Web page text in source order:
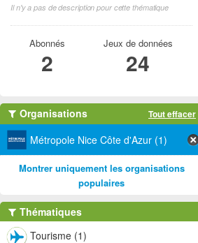
Il n'y a pas de description pour cette thématique
Abonnés
2
Jeux de données
24
Organisations Tout effacer
Métropole Nice Côte d'Azur (1)
Montrer uniquement les organisations
populaires
Thématiques
Tourisme (1)